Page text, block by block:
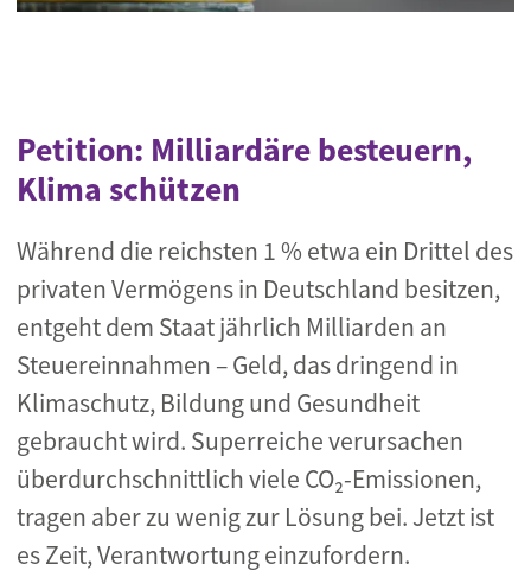
Petition: Milliardäre besteuern,
Klima schützen
Während die reichsten 1 % etwa ein Drittel des
privaten Vermögens in Deutschland besitzen,
entgeht dem Staat jährlich Milliarden an
Steuereinnahmen – Geld, das dringend in
Klimaschutz, Bildung und Gesundheit
gebraucht wird. Superreiche verursachen
überdurchschnittlich viele CO₂-Emissionen,
tragen aber zu wenig zur Lösung bei. Jetzt ist
es Zeit, Verantwortung einzufordern.